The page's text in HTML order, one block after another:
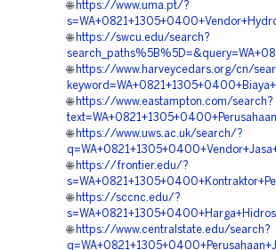
🌐 https://www.uma.pt/?
🌐 https://swcu.edu/search?
🌐 https://www.harveycedars.org/cn/
🌐 https://www.eastampton.com/search?
🌐 https://www.uws.ac.uk/search/?
🌐 https://frontier.edu/?
🌐 https://sccnc.edu/?
🌐 https://www.centralstate.edu/search?